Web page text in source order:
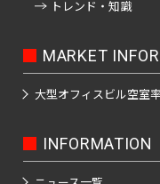
トレンド・知識
MARKET
大型オフィスビル空室
INFORMATION